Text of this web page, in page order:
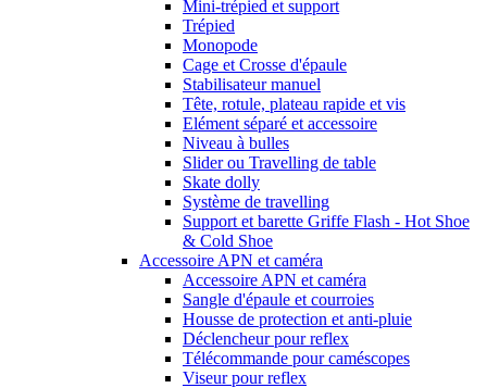
Mini-trépied et support
Trépied
Monopode
Cage et Crosse d'épaule
Stabilisateur manuel
Tête, rotule, plateau rapide et vis
Elément séparé et accessoire
Niveau à bulles
Slider ou Travelling de table
Skate dolly
Système de travelling
Support et barette Griffe Flash - Hot Shoe
& Cold Shoe
Accessoire APN et caméra
Accessoire APN et caméra
Sangle d'épaule et courroies
Housse de protection et anti-pluie
Déclencheur pour reflex
Télécommande pour caméscopes
Viseur pour reflex